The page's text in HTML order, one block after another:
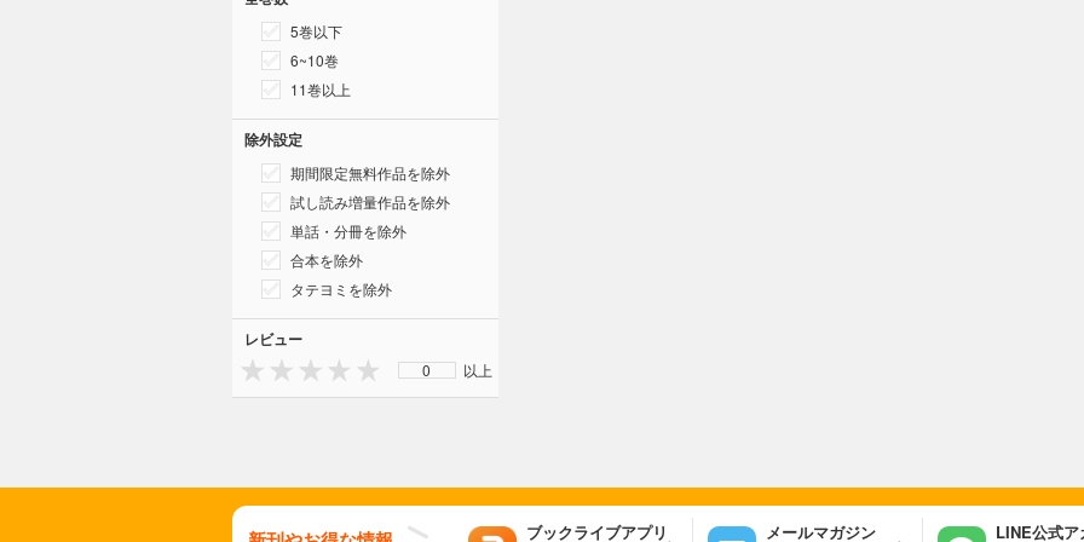
5巻以下
6~10巻
11巻以上
除外設定
期間限定無料作品を除外
試し読み増量作品を除外
単話・分冊を除外
合本を除外
タテヨミを除外
レビュー
0 以上
ブックライブアプリ メールマガジン LINE公式ア